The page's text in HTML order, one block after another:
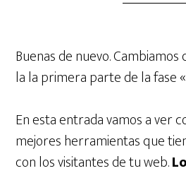
Buenas de nuevo.
la la primera parte de la fase
En esta entrada vamos a ver
mejores herramientas que
con los visitantes de tu web.